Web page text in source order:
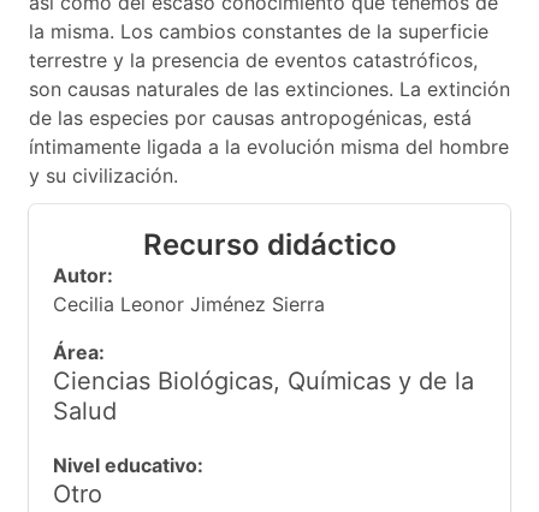
la misma. Los cambios constantes de la superficie
terrestre y la presencia de eventos catastróficos,
son causas naturales de las extinciones. La extinción
de las especies por causas antropogénicas, está
íntimamente ligada a la evolución misma del hombre
y su civilización.
Recurso didáctico
Autor:
Cecilia Leonor Jiménez Sierra
Área:
Ciencias Biológicas, Químicas y de la
Salud
Nivel educativo:
Otro